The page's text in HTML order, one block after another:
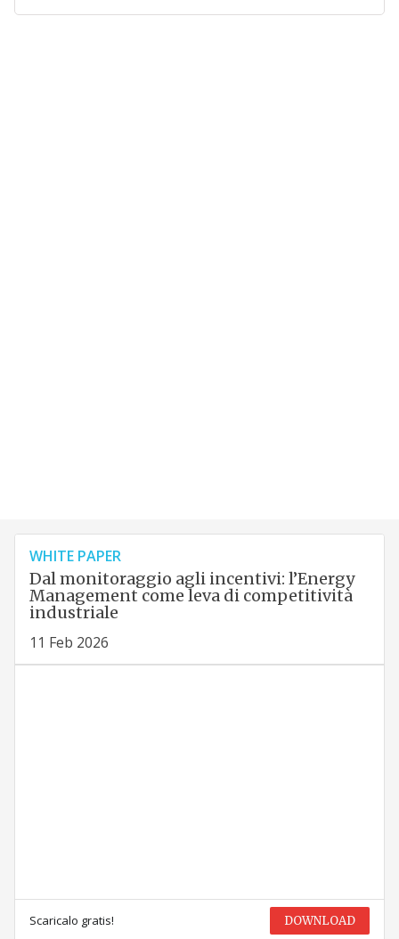
WHITE PAPER
Dal monitoraggio agli incentivi: l’Energy
Management come leva di competitività
industriale
11 Feb 2026
Scaricalo gratis! DOWNLOAD